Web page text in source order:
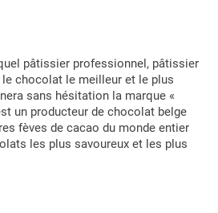
pâtissier professionnel, pâtissier
chocolat le meilleur et le plus
sans hésitation la marque «
un producteur de chocolat belge
fèves de cacao du monde entier
les plus savoureux et les plus